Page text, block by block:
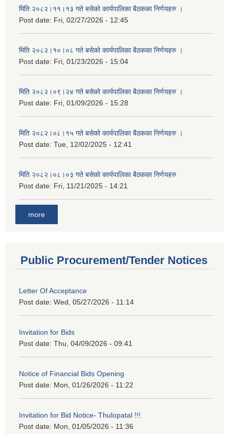
मिति २०८२।११।१३ गते बसेको कार्यपालिका बैठकका निर्णयहरु ।
Post date: Fri, 02/27/2026 - 12:45
मिति २०८२।१०।०८ गते बसेको कार्यपालिका बैठकका निर्णयहरु ।
Post date: Fri, 01/23/2026 - 15:04
मिति २०८२।०९।२४ गते बसेको कार्यपालिका बैठकका निर्णयहरु ।
Post date: Fri, 01/09/2026 - 15:28
मिति २०८२।०८।१५ गते बसेको कार्यपालिका बैठकका निर्णयहरु ।
Post date: Tue, 12/02/2025 - 12:41
मिति २०८२।०८।०३ गते बसेको कार्यपालिका बैठकका निर्णयहरु
Post date: Fri, 11/21/2025 - 14:21
more
Public Procurement/Tender Notices
Letter Of Acceptance
Post date: Wed, 05/27/2026 - 11:14
Invitation for Bids
Post date: Thu, 04/09/2026 - 09:41
Notice of Financial Bids Opening
Post date: Mon, 01/26/2026 - 11:22
Invitation for Bid Notice- Thulopatal !!!
Post date: Mon, 01/05/2026 - 11:36